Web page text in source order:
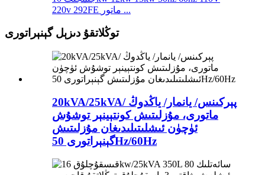
220v 292FE ماتور ...
توڭلاتقۇ دىزېل گېنېراتورى
20kVA/25kVA/ پېركىنس/ يانمار/ ياڭدوڭ
ماتورى، مۇزلىتىش كونتېينېر توشۇش
ئۈچۈن ئىشلىتىلىدىغان مۇزلىتىش
گېنېراتورى 50Hz/60Hz